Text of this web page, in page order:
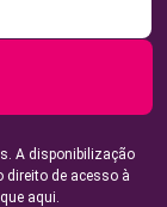
A disponibilização
direito de acesso à
aqui.